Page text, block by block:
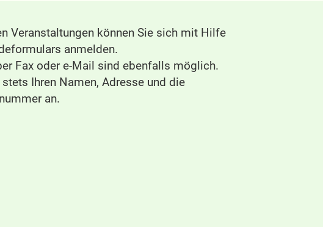
Veranstaltungen können Sie sich mit Hilfe
anmelden.
Fax oder e-Mail sind ebenfalls möglich.
Ihren Namen, Adresse und die
an.